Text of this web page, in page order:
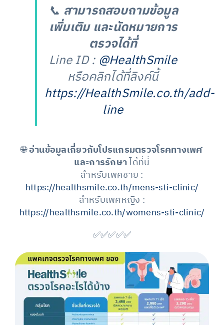
📞 สามารถสอบถามข้อมูล
เพิ่มเติม และนัดหมายการ
ตรวจได้ที่
Line ID : @HealthSmile
หรือคลิกได้ที่ลิงค์นี้
https://HealthSmile.co.th/add-
line
🌐อ่านข้อมูลเกี่ยวกับโปรแกรมตรวจโรคทางเพศ
และการรักษาได้ที่นี่
สำหรับเพศชาย :
https://healthsmile.co.th/mens-sti-clinic/
สำหรับเพศหญิง :
https://healthsmile.co.th/womens-sti-clinic/
✅✅✅✅✅